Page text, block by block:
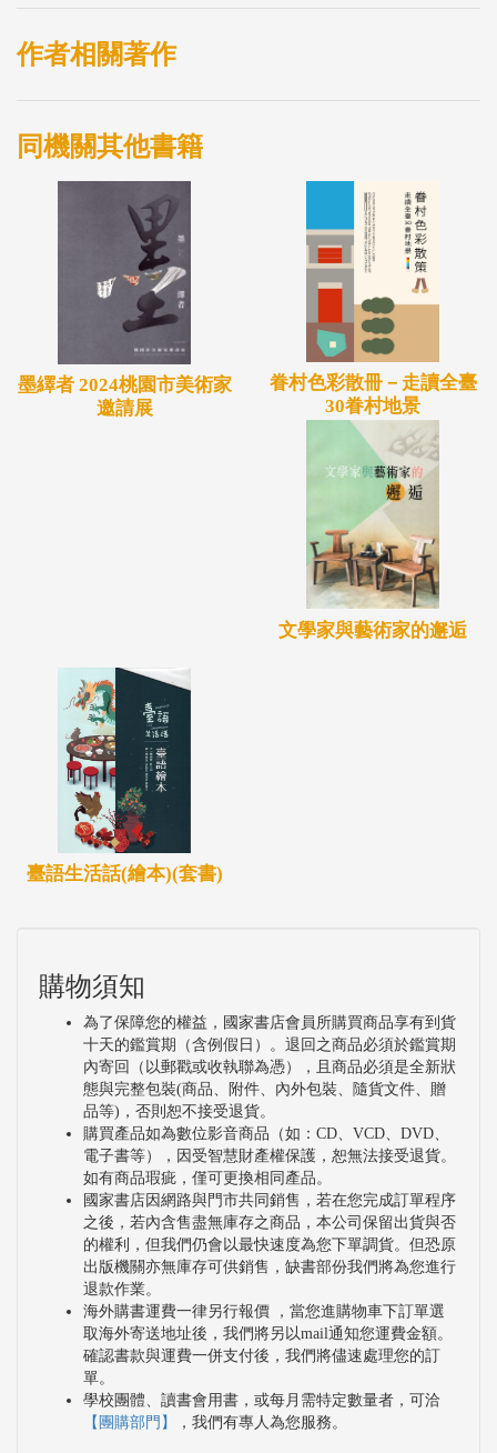
作者相關著作
同機關其他書籍
墨繹者 2024桃園市美術家
邀請展
眷村色彩散冊－走讀全臺
30眷村地景
文學家與藝術家的邂逅
臺語生活話(繪本)(套書)
購物須知
為了保障您的權益，國家書店會員所購買商品享有到貨
十天的鑑賞期（含例假日）。退回之商品必須於鑑賞期
內寄回（以郵戳或收執聯為憑），且商品必須是全新狀
態與完整包裝(商品、附件、內外包裝、隨貨文件、贈
品等)，否則恕不接受退貨。
購買產品如為數位影音商品（如：CD、VCD、DVD、
電子書等），因受智慧財產權保護，恕無法接受退貨。
如有商品瑕疵，僅可更換相同產品。
國家書店因網路與門市共同銷售，若在您完成訂單程序
之後，若內含售盡無庫存之商品，本公司保留出貨與否
的權利，但我們仍會以最快速度為您下單調貨。但恐原
出版機關亦無庫存可供銷售，缺書部份我們將為您進行
退款作業。
海外購書運費一律另行報價 ，當您進購物車下訂單選
取海外寄送地址後，我們將另以mail通知您運費金額。
確認書款與運費一併支付後，我們將儘速處理您的訂
單。
學校團體、讀書會用書，或每月需特定數量者，可洽
【團購部門】
，我們有專人為您服務。